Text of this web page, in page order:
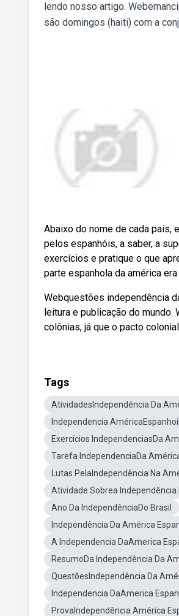
lendo nosso artigo.
são domingos (haiti) com a
Abaixo do nome de cada país,
pelos espanhóis, a saber, a
exercícios e pratique o que
parte espanhola da américa
Webquestões independência
leitura e publicação do mundo.
colônias, já que o pacto
Tags
AtividadesIndependência Da
Independencia
Exercícios IndependenciasDa
Tarefa IndependenciaDa
Lutas PelaIndependência Na
Atividade Sobrea Independência
Ano Da IndependênciaDo Brasil
Independência Da América
A Independencia DaAmerica
ResumoDa Independência Da
QuestõesIndependência Da
Independencia DaAmerica
ProvaIndependência América